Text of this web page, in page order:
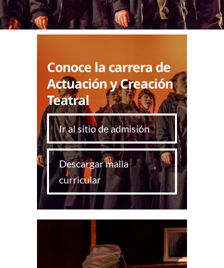
Conoce la carrera de
Actuación y Creación
Teatral
Ir al sitio de admisión
Descargar malla
curricular